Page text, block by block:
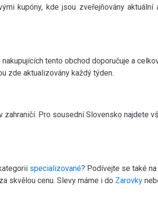
kupóny, kde jsou zveřejňovány aktuální
tento obchod doporučuje a
zde aktualizovány každý týden.
Pro sousední Slovensko najdete
specializované? Podívejte se také
skvělou cenu. Slevy máme i do Zarovky